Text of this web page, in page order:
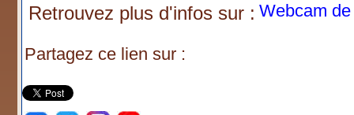
Retrouvez plus d'infos sur : Webcam
Partagez ce lien sur :